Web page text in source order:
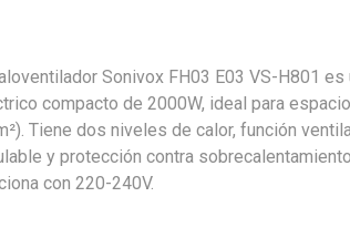
Sonivox FH03 E03 VS-H801
compacto de 2000W, ideal para
Tiene dos niveles de calor, función
y protección contra
con 220-240V.